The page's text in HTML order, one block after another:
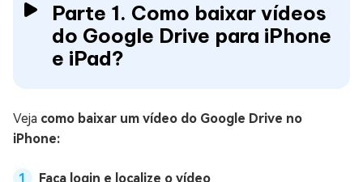
Parte 1. Como baixar vídeos
do Google Drive para iPhone
e iPad?
Veja como baixar um vídeo do Google Drive no
iPhone:
Faça login e localize o vídeo